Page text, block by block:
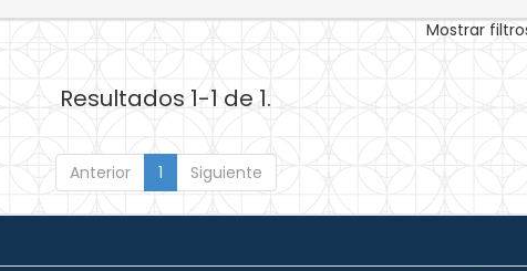
Mostrar
Resultados 1-1 de 1.
Anterior 1 Siguiente